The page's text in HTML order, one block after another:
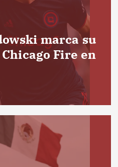
marca su
Fire en